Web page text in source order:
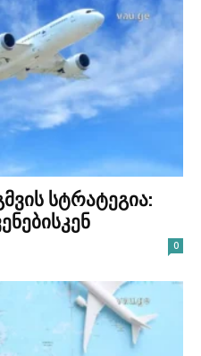
სტრატეგია:
0